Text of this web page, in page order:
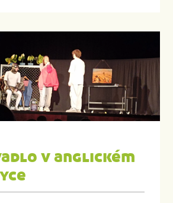
v anglickém